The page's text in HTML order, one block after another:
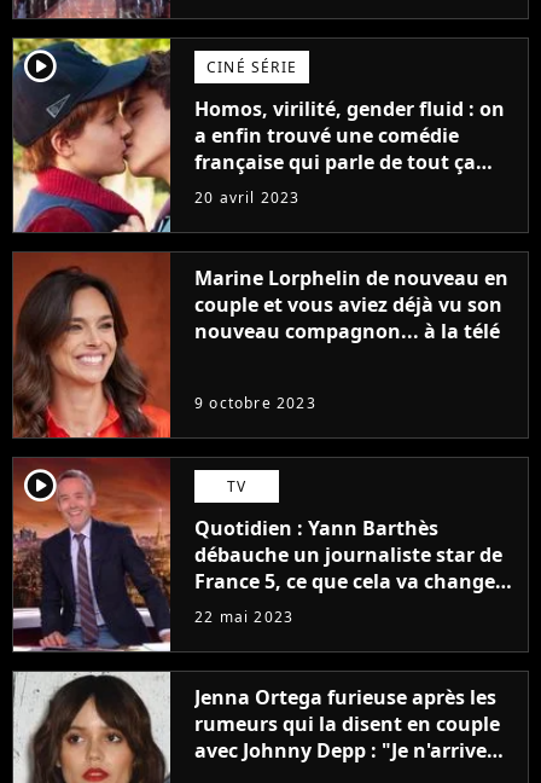
player2 CINÉ SÉRIE
Homos, virilité, gender fluid : on
a enfin trouvé une comédie
française qui parle de tout ça
sans être super ringarde
20 avril 2023
Marine Lorphelin de nouveau en
couple et vous aviez déjà vu son
nouveau compagnon... à la télé
9 octobre 2023
player2 TV
Quotidien : Yann Barthès
débauche un journaliste star de
France 5, ce que cela va changer
à la rentrée
22 mai 2023
Jenna Ortega furieuse après les
rumeurs qui la disent en couple
avec Johnny Depp : "Je n'arrive